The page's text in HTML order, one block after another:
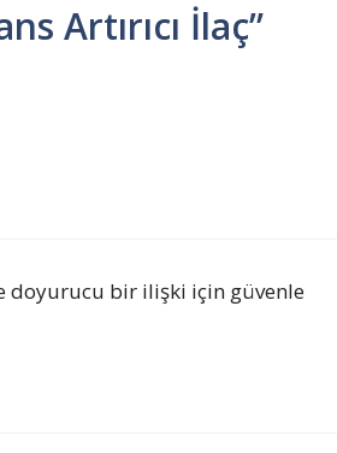
Artırıcı İlaç”
doyurucu bir ilişki için güvenle